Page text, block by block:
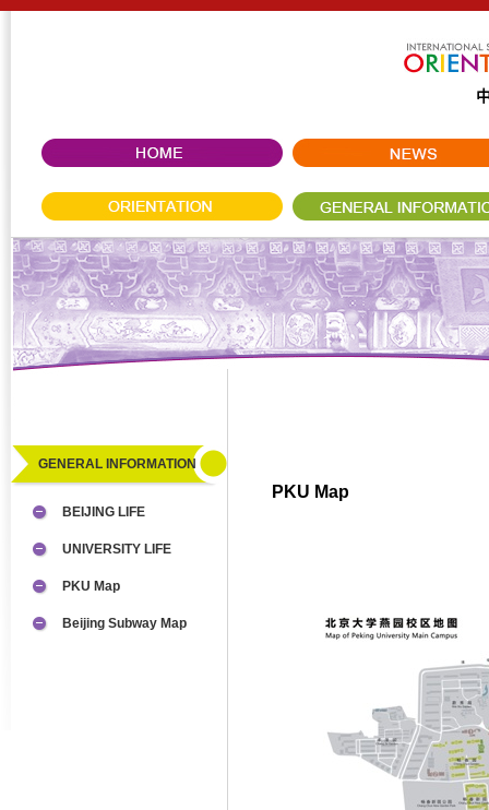
GENERAL INFORMATION
BEIJING LIFE
UNIVERSITY LIFE
PKU Map
Beijing Subway Map
PKU Map